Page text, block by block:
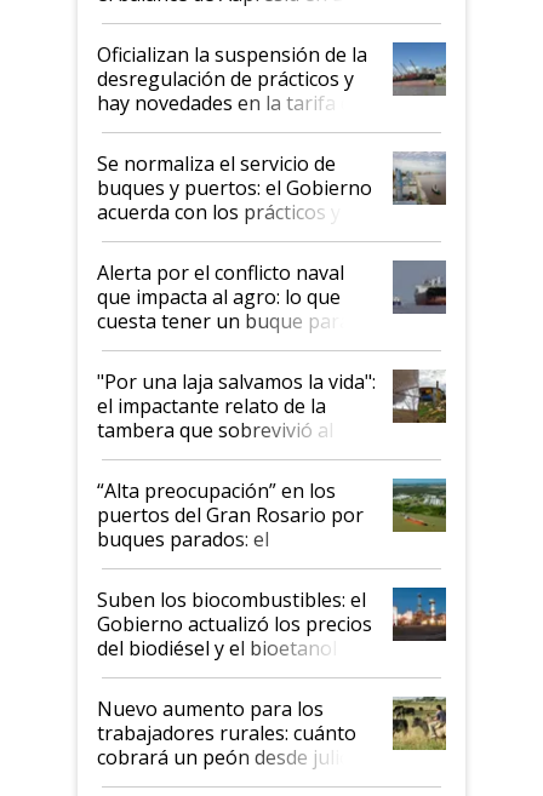
Posta
Oficializan la suspensión de la
desregulación de prácticos y
hay novedades en la tarifa de
la hidrovía
Se normaliza el servicio de
buques y puertos: el Gobierno
acuerda con los prácticos y
suspende el decreto de
desregulación
Alerta por el conflicto naval
que impacta al agro: lo que
cuesta tener un buque parado
y el peligro de que Argentina
pase a ser "país sucio"
"Por una laja salvamos la vida":
el impactante relato de la
tambera que sobrevivió al
tornado
“Alta preocupación” en los
puertos del Gran Rosario por
buques parados: el
funcionamiento de las
exportadoras en tensión tras
la medida de fuerza de los
prácticos
Suben los biocombustibles: el
Gobierno actualizó los precios
del biodiésel y el bioetanol
Nuevo aumento para los
trabajadores rurales: cuánto
cobrará un peón desde julio